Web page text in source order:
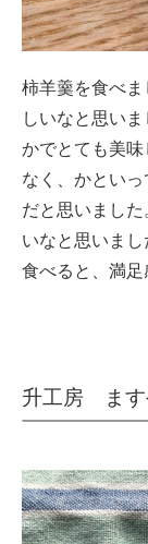
柿羊羹を食べ
しいなと思い
かでとても美
なく、かとい
だと思いまし
いなと思いま
食べると、満足
升工房 ます